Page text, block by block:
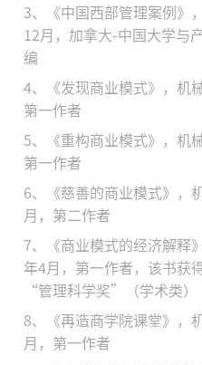
3、《中国西部管理案例》
12月，加拿大-中国大学与
编
4、《发现商业模式》，机
第一作者
5、《重构商业模式》，机
第一作者
6、《慈善的商业模式》，
月，第二作者
7、《商业模式的经济解释
年4月，第一作者，该书获
“管理科学奖”（学术类）
8、《再造商学院课堂》，
月，第一作者